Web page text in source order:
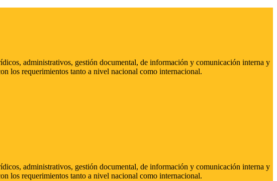
administrativos, gestión documental, de información y comunicación interna y
los requerimientos tanto a nivel nacional como internacional.
administrativos, gestión documental, de información y comunicación interna y
los requerimientos tanto a nivel nacional como internacional.